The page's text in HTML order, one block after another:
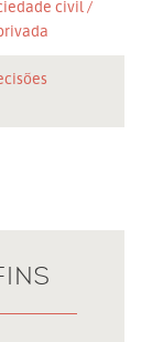
civil